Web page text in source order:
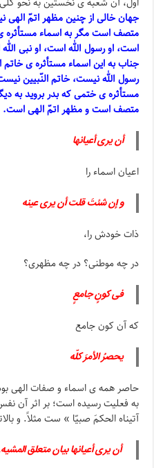
جهان خالی از چنین مظهر اتمّ
متصف است مگر به اسماء
است، او رسول الله است، او نبی
جناب به این اسماء مستأثره ی
رسول الله نیست، خاتم النّبیین
مستأثره ی ختمی که بدر بروید
متصف است و مظهر اتمّ الهی است.
أن یری أعیانها
اعیان اسماء را
و إن شئتَ قلت أن یری عینه
ذات خودش را،
در چه موطنی؟ در چه مظهری؟
فی کونٍ جامعٍ
که آن کون جامع
یحصرُ الأمرَ کلّه
حاصر همه ی اسماء و صفات الهی
به فعلیت رسیده است؛ بر اثر آن
آتیناه الحکمَ صبیّا » ست مثلاً. و
أن یری أعیانها بیان متعلق